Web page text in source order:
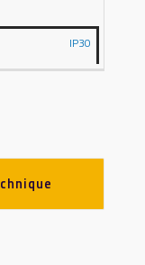
IP30